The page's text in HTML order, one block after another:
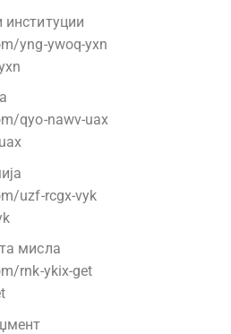
yng-ywoq-yxn
qyo-nawv-uax
uzf-rcgx-vyk
мисла
rnk-ykix-get